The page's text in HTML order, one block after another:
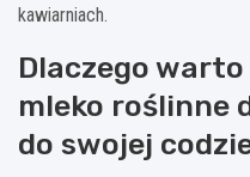
kawiarniach.
Dlaczego
mleko roślinne
do swojej